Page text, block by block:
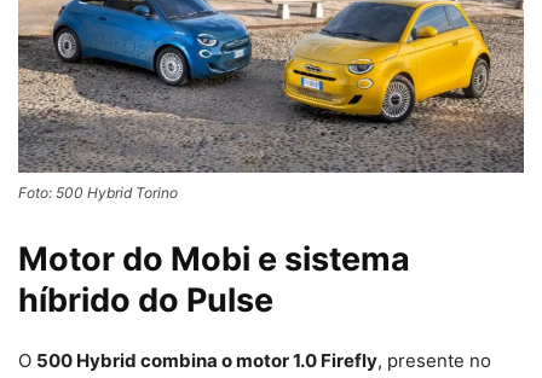
Foto: 500 Hybrid Torino
Motor do Mobi e sistema
híbrido do Pulse
O 500 Hybrid combina o motor 1.0 Firefly, presente no